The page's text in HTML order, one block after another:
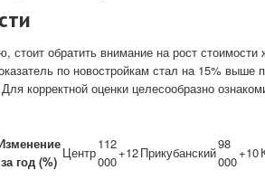
стоит обратить внимание на рост
по новостройкам стал на 15% выше
корректной оценки целесообразно
за год (%)
Центр
112
000
+12Прикубанский
98
000
+10